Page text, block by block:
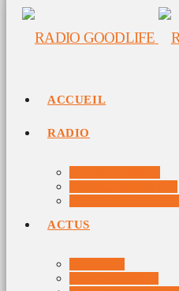
ACCUEIL
RADIO
ACTUS